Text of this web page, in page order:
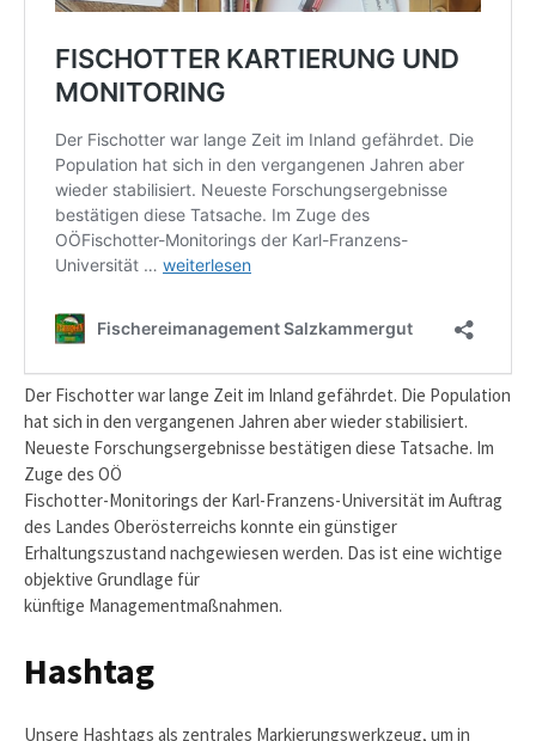
Der Fischotter war lange Zeit im Inland gefährdet. Die Population
hat sich in den vergangenen Jahren aber wieder stabilisiert.
Neueste Forschungsergebnisse bestätigen diese Tatsache. Im
Zuge des OÖ
Fischotter-Monitorings der Karl-Franzens-Universität im Auftrag
des Landes Oberösterreichs konnte ein günstiger
Erhaltungszustand nachgewiesen werden. Das ist eine wichtige
objektive Grundlage für
künftige Managementmaßnahmen.
Hashtag
Unsere Hashtags als zentrales Markierungswerkzeug, um in